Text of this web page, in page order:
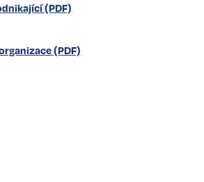
(PDF)
(PDF)